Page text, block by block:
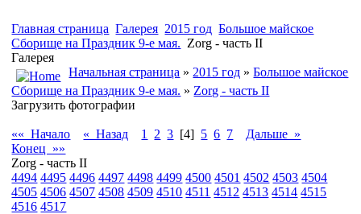
Главная страница Галерея 2015 год Большое майское
Сборище на Праздник 9-е мая. Zorg - часть II
Галерея
Начальная страница » 2015 год »Большое майское
Сборище на Праздник 9-е мая. » Zorg - часть II
Загрузить фотографии
«« Начало « Назад 1 2 3 [4] 5 6 7
Дальше »
Конец »»
Zorg - часть II
4494 4495 4496 4497 4498 4499 4500 4501 4502 4503 4504
4505 4506 4507 4508 4509 4510 4511 4512 4513 4514 4515
4516 4517